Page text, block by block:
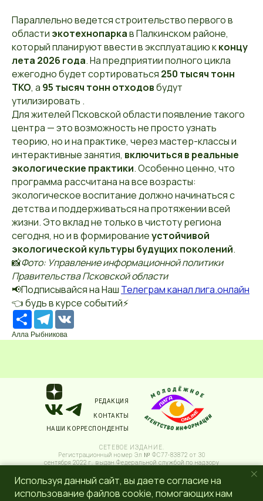
Параллельно ведется строительство первого в
области экотехнопаркав Палкинском районе,
который планируют ввести в эксплуатацию кконцу
лета 2026 года. На предприятии полного цикла
ежегодно будет сортироваться 250 тысяч тонн
ТКО, а 95 тысяч тонн отходовбудут
утилизировать .
Для жителей Псковской области появление такого
центра — это возможность не просто узнать
теорию, но и на практике, через мастер-классы и
интерактивные занятия, включиться в реальные
экологические практики. Особенно ценно, что
программа рассчитана на все возрасты:
экологическое воспитание должно начинаться с
детства и поддерживаться на протяжении всей
жизни. Это вклад не только в чистоту региона
сегодня, но и в формированиеустойчивой
экологической культуры будущих поколений.
📸Фото: Управление информационной политики
Правительства Псковской области
📢Подписывайся на Наш Телеграм канал лига.онлайн
👈 будь в курсе событий⚡️
РесурсTelegram
Алла Рыбникова
Используя данный сайт, вы даете согласие на
использование файлов cookie, помогающих нам
КОНТАКТЫ
НАШИ КОРРЕСПОНДЕНТЫ
РЕДАКЦИЯ
СЕТЕВОЕ ИЗДАНИЕ.
Регистрационный номер Эл № ФС77-83872 от 30
сентября 2022 г. выдан Федеральной службой по надзору
коммуникаций (Роскомнадзор) 6+.
Учредитель: Общественное молодежное движение
Псковской области "ЛИГА МОЛОДЕЖИ"